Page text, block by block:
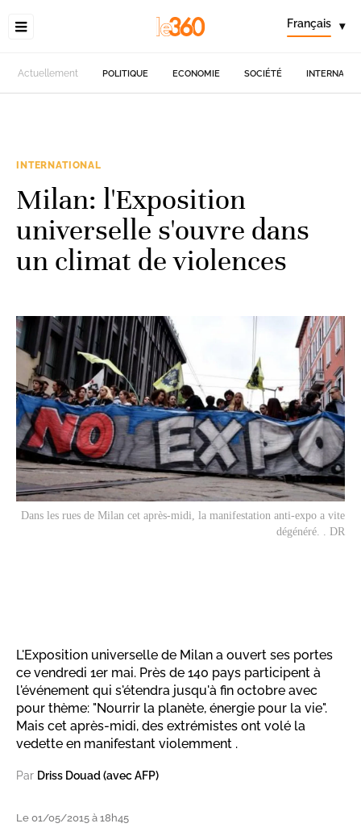
Français ▾
Actuellement POLITIQUE ECONOMIE SOCIÉTÉ
INTERNATIONAL
Milan: l'Exposition
universelle s'ouvre dans
un climat de violences
Dans les rues de Milan cet après-midi, la manifestation anti-expo a vite
dégénéré. . DR
L'Exposition universelle de Milan a ouvert ses portes
ce vendredi 1er mai. Près de 140 pays participent à
l'événement qui s'étendra jusqu'à fin octobre avec
pour thème: "Nourrir la planète, énergie pour la vie".
Mais cet après-midi, des extrémistes ont volé la
vedette en manifestant violemment .
Par Driss Douad (avec AFP)
Le 01/05/2015 à 18h45